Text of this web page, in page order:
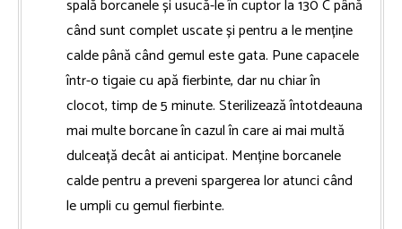
spală borcanele și usucă-le în cuptor la 130 C până
când sunt complet uscate și pentru a le menține
calde până când gemul este gata. Pune capacele
într-o tigaie cu apă fierbinte, dar nu chiar în
clocot, timp de 5 minute. Sterilizează întotdeauna
mai multe borcane în cazul în care ai mai multă
dulceață decât ai anticipat. Menține borcanele
calde pentru a preveni spargerea lor atunci când
le umpli cu gemul fierbinte.